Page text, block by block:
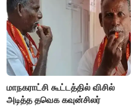
மாநகராட்சி கூட்டத்தில் விசில்
அடித்த தவெக கவுன்சிலர்